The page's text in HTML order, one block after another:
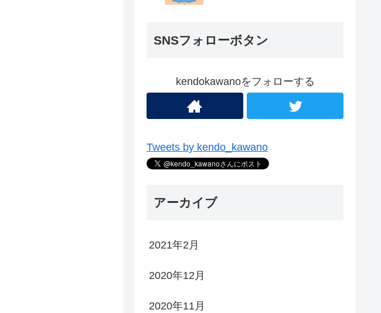
SNSフォローボタン
kendokawanoをフォローする
Tweets by kendo_kawano
アーカイブ
2021年2月
2020年12月
2020年11月